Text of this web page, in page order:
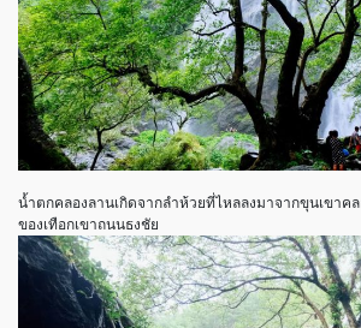
น้ำตกคลองลานเกิดจากลำห้วยที่ไหลลงมาจากขุนเขาค
ของเทือกเขาถนนธงชัย